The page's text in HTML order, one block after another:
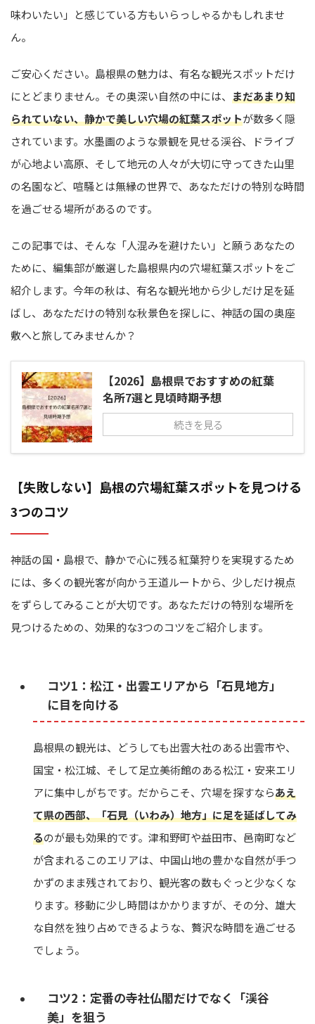
味わいたい」と感じている方もいらっしゃるかもしれませ
ん。
ご安心ください。島根県の魅力は、有名な観光スポットだけ
にとどまりません。その奥深い自然の中には、 まだあまり知
られていない、静かで美しい穴場の紅葉スポットが数多く隠
されています。水墨画のような景観を見せる渓谷、ドライブ
が心地よい高原、そして地元の人々が大切に守ってきた山里
の名園など、喧騒とは無縁の世界で、あなただけの特別な時間
を過ごせる場所があるのです。
この記事では、そんな「人混みを避けたい」と願うあなたの
ために、編集部が厳選した島根県内の穴場紅葉スポットをご
紹介します。今年の秋は、有名な観光地から少しだけ足を延
ばし、あなただけの特別な秋景色を探しに、神話の国の奥座
敷へと旅してみませんか？
【2026】島根県でおすすめの紅葉
名所7選と見頃時期予想
続きを見る
【失敗しない】島根の穴場紅葉スポットを見つける
3つのコツ
神話の国・島根で、静かで心に残る紅葉狩りを実現するため
には、多くの観光客が向かう王道ルートから、少しだけ視点
をずらしてみることが大切です。あなただけの特別な場所を
見つけるための、効果的な3つのコツをご紹介します。
コツ1：松江・出雲エリアから「石見地方」
に目を向ける
島根県の観光は、どうしても出雲大社のある出雲市や、
国宝・松江城、そして足立美術館のある松江・安来エリ
アに集中しがちです。だからこそ、穴場を探すならあえ
て県の西部、「石見（いわみ）地方」に足を延ばしてみ
るのが最も効果的です。津和野町や益田市、邑南町など
が含まれるこのエリアは、中国山地の豊かな自然が手つ
かずのまま残されており、観光客の数もぐっと少なくな
ります。移動に少し時間はかかりますが、その分、雄大
な自然を独り占めできるような、贅沢な時間を過ごせる
でしょう。
コツ2：定番の寺社仏閣だけでなく「渓谷
美」を狙う